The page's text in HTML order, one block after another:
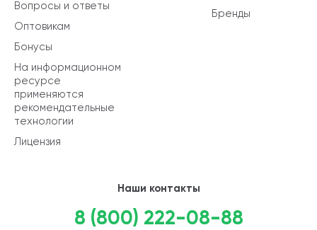
Бренды
Вопросы и ответы
Оптовикам
Бонусы
На информационном
ресурсе
применяются
рекомендательные
технологии
Лицензия
Наши контакты
8 (800) 222-08-88